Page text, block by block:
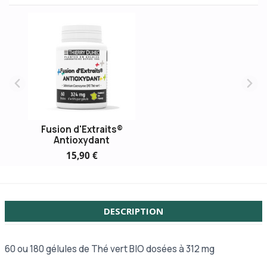
Fusion d'Extraits®
Antioxydant
15,90 €
DESCRIPTION
60 ou180 gélules de Thé vert BIO dosées à 312 mg